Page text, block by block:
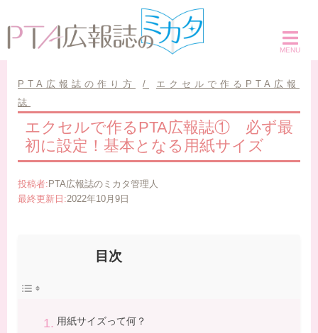
ン
ン
PTA広報誌の作り方
エクセルで作るPTA広報
誌
エクセルで作るPTA広報誌① 必ず最
初に設定！基本となる用紙サイズ
投稿者: PTA広報誌のミカタ管理人
最終更新日:2022年10月9日
目次
用紙サイズって何？